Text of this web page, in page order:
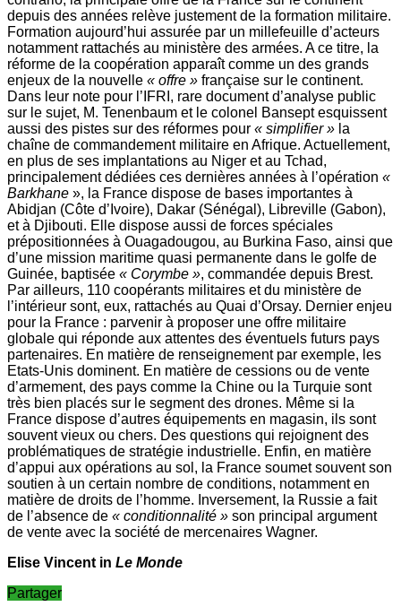
depuis des années relève justement de la formation militaire.
Formation aujourd’hui assurée par un millefeuille d’acteurs
notamment rattachés au ministère des armées. A ce titre, la
réforme de la coopération apparaît comme un des grands
enjeux de la nouvelle « offre » française sur le continent.
Dans leur note pour l’IFRI, rare document d’analyse public
sur le sujet, M. Tenenbaum et le colonel Bansept esquissent
aussi des pistes sur des réformes pour « simplifier » la
chaîne de commandement militaire en Afrique. Actuellement,
en plus de ses implantations au Niger et au Tchad,
principalement dédiées ces dernières années à l’opération «
Barkhane », la France dispose de bases importantes à
Abidjan (Côte d’Ivoire), Dakar (Sénégal), Libreville (Gabon),
et à Djibouti. Elle dispose aussi de forces spéciales
prépositionnées à Ouagadougou, au Burkina Faso, ainsi que
d’une mission maritime quasi permanente dans le golfe de
Guinée, baptisée « Corymbe », commandée depuis Brest.
Par ailleurs, 110 coopérants militaires et du ministère de
l’intérieur sont, eux, rattachés au Quai d’Orsay. Dernier enjeu
pour la France : parvenir à proposer une offre militaire
globale qui réponde aux attentes des éventuels futurs pays
partenaires. En matière de renseignement par exemple, les
Etats-Unis dominent. En matière de cessions ou de vente
d’armement, des pays comme la Chine ou la Turquie sont
très bien placés sur le segment des drones. Même si la
France dispose d’autres équipements en magasin, ils sont
souvent vieux ou chers. Des questions qui rejoignent des
problématiques de stratégie industrielle. Enfin, en matière
d’appui aux opérations au sol, la France soumet souvent son
soutien à un certain nombre de conditions, notamment en
matière de droits de l’homme. Inversement, la Russie a fait
de l’absence de « conditionnalité » son principal argument
de vente avec la société de mercenaires Wagner.
Elise Vincent in Le Monde
Partager